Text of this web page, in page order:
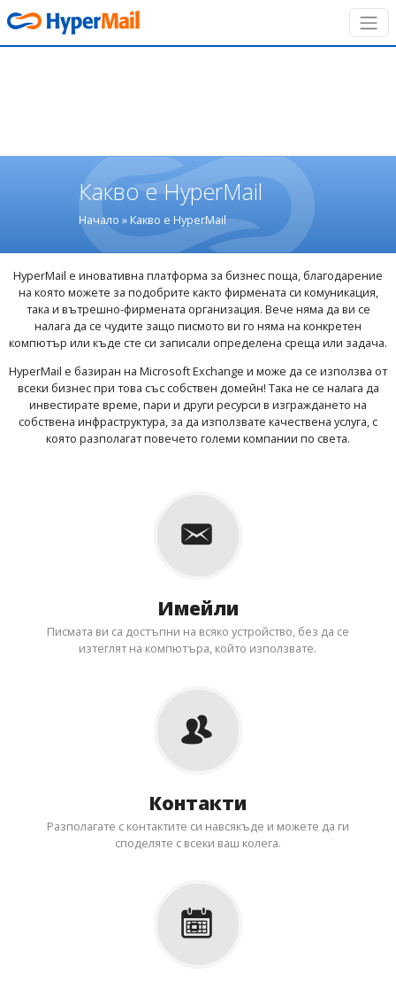
Какво е HyperMail
Начало » Какво е HyperMail
HyperMail е иновативна платформа за бизнес поща, благодарение
на която можете за подобрите както фирмената си комуникация,
така и вътрешно-фирмената организация. Вече няма да ви се
налага да се чудите защо писмото ви го няма на конкретен
компютър или къде сте си записали определена среща или задача.
HyperMail е базиран на Microsoft Exchange и може да се използва от
всеки бизнес при това със собствен домейн! Така не се налага да
инвестирате време, пари и други ресурси в изграждането на
собствена инфраструктура, за да използвате качествена услуга, с
която разполагат повечето големи компании по света.
Имейли
Писмата ви са достъпни на всяко устройство, без да се
изтеглят на компютъра, който използвате.
Контакти
Разполагате с контактите си навсякъде и можете да ги
споделяте с всеки ваш колега.